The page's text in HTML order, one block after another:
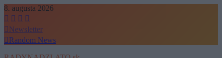
Skip
to
content
8. augusta 2026
Newsletter
Random News